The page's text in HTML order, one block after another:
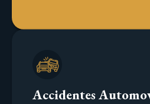
Accidentes